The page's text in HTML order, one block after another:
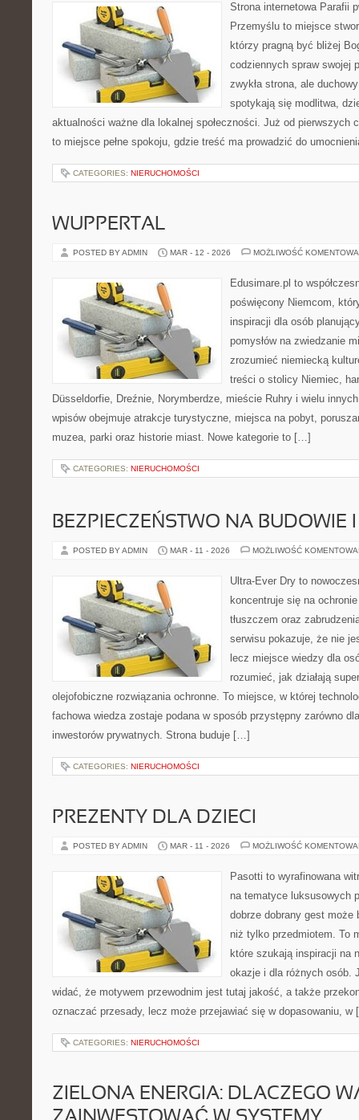
Strona internetowa Parafii
Przemyślu to miejsce
którzy pragną być bliżej
codziennych spraw swojej
zwykła strona, ale
spotykają się modlitwa,
aktualności ważne dla lokalnej społeczności. Już od pierwszych
to miejsce pełne spokoju, gdzie treść ma prowadzić do
CATEGORIES: NIERUCHOMOŚCI
WUPPERTAL
POSTED BY ADMIN MAR - 12 - 2026 MOŻLIWOŚĆ
Edusimare.pl to
poświęcony Niemcom,
inspiracji dla osób
pomysłów na zwiedzanie
zrozumieć niemiecką
treści o stolicy Niemiec,
Düsseldorfie, Dreźnie, Norymberdze, mieście Ruhry i wielu
wpisów obejmuje atrakcje turystyczne, miejsca na pobyt,
muzea, parki oraz historie miast. Nowe kategorie to […]
CATEGORIES: NIERUCHOMOŚCI
BEZPIECZEŃSTWO NA BUDOWIE
POSTED BY ADMIN MAR - 11 - 2026 MOŻLIWOŚĆ
Ultra-Ever Dry to
koncentruje się na
tłuszczem oraz
serwisu pokazuje, że nie
lecz miejsce wiedzy dla
rozumieć, jak działają
olejofobiczne rozwiązania ochronne. To miejsce, w której
fachowa wiedza zostaje podana w sposób przystępny zarówno
inwestorów prywatnych. Strona buduje […]
CATEGORIES: NIERUCHOMOŚCI
PREZENTY DLA DZIECI
POSTED BY ADMIN MAR - 11 - 2026 MOŻLIWOŚĆ
Pasotti to wyrafinowana
na tematyce luksusowych
dobrze dobrany gest
niż tylko przedmiotem. To
które szukają inspiracji na
okazje i dla różnych osób.
widać, że motywem przewodnim jest tutaj jakość, a także
oznaczać przesady, lecz może przejawiać się w dopasowaniu,
CATEGORIES: NIERUCHOMOŚCI
ZIELONA ENERGIA: DLACZEGO